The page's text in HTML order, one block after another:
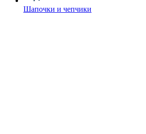
Шапочки и чепчики